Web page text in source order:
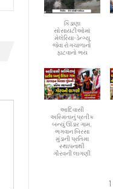
કિડાણા
સોસાયટીઓમાં
મેલેરિયા-ડેન્ગ્યુ
જેવા રોગચાળાનો
ફાટવાનો ભય
આદિવાસી
અસ્મિતાનું પ્રતીક
બન્યું ઊંડાર ગામ,
ભગવાન બિરસા
મુંડાની પ્રતિમા
સ્થાપનાથી
ગૌરવની લાગણી
1